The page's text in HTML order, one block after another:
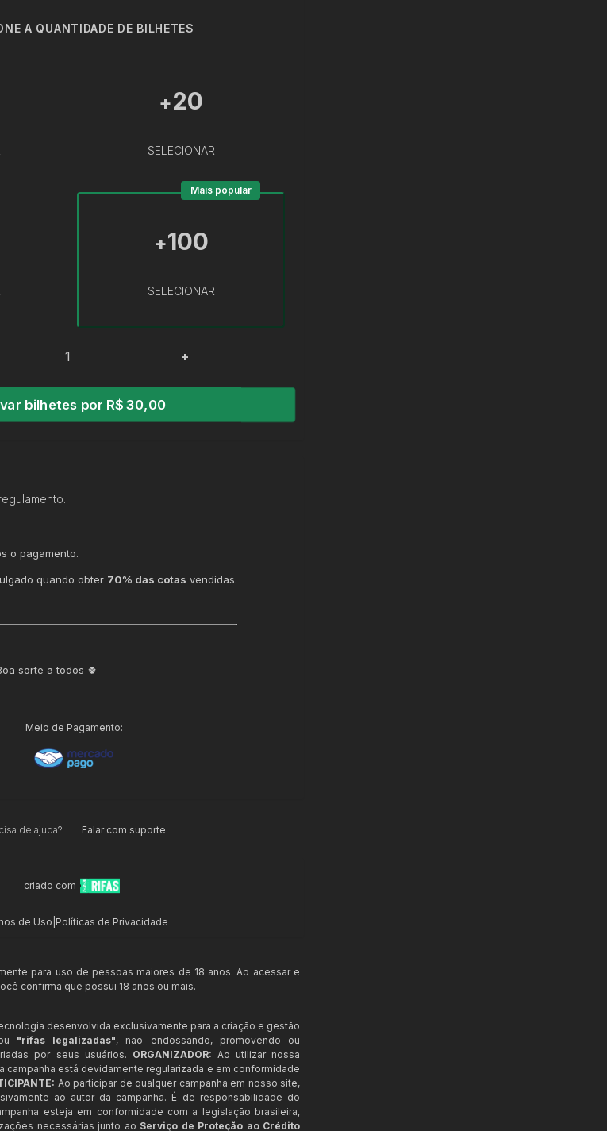
A QUANTIDADE DE BILHETES
+20
SELECIONAR
+100
SELECIONAR
Mais popular
+
bilhetes por R$ 30,00
o pagamento.
quando obter 70% das cotas vendidas.
sorte a todos 🍀
Meio de Pagamento:
de ajuda? Falar com suporte
criado com
de Uso Políticas de Privacidade
para uso de pessoas maiores de 18 anos. Ao acessar e
confirma que possui 18 anos ou mais.
desenvolvida exclusivamente para a criação e gestão
"rifas legalizadas", não endossando, promovendo ou
por seus usuários. ORGANIZADOR: Ao utilizar nossa
campanha está devidamente regularizada e em conformidade
Ao participar de qualquer campanha em nosso site,
ao autor da campanha. É de responsabilidade do
esteja em conformidade com a legislação brasileira,
necessárias junto ao Serviço de Proteção ao Crédito